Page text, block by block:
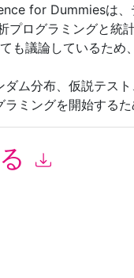
for Dummiesは、
プログラミングと統
も議論しているため
ダム分布、仮説テス
ミングを開始する